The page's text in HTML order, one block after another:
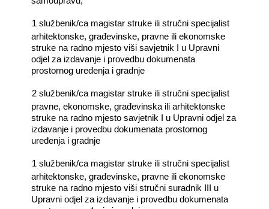
1 službenik/ca magistar struke ili stručni specijalist
arhitektonske, građevinske, pravne ili ekonomske
struke na radno mjesto viši savjetnik I u Upravni
odjel za izdavanje i provedbu dokumenata
prostornog uređenja i gradnje
2 službenik/ca magistar struke ili stručni specijalist
pravne, ekonomske, građevinska ili arhitektonske
struke na radno mjesto savjetnik I u Upravni odjel za
izdavanje i provedbu dokumenata prostornog
uređenja i gradnje
1 službenik/ca magistar struke ili stručni specijalist
arhitektonske, građevinske, pravne ili ekonomske
struke na radno mjesto viši stručni suradnik III u
Upravni odjel za izdavanje i provedbu dokumenata